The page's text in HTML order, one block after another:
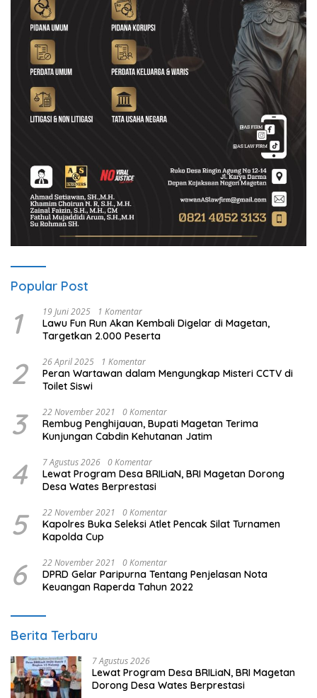
Popular Post
1 19 Juni 2025 1 Komentar
Lawu Fun Run Akan Kembali Digelar di Magetan,
Targetkan 2.000 Peserta
2 26 April 2025 1 Komentar
Peran Wartawan dalam Mengungkap Misteri CCTV di
Toilet Siswi
3 22 November 2021 0 Komentar
Rembug Penghijauan, Bupati Magetan Terima
Kunjungan Cabdin Kehutanan Jatim
4 7 Agustus 2026 0 Komentar
Lewat Program Desa BRILiaN, BRI Magetan Dorong
Desa Wates Berprestasi
5 22 November 2021 0 Komentar
Kapolres Buka Seleksi Atlet Pencak Silat Turnamen
Kapolda Cup
6 22 November 2021 0 Komentar
DPRD Gelar Paripurna Tentang Penjelasan Nota
Keuangan Raperda Tahun 2022
Berita Terbaru
7 Agustus 2026
Lewat Program Desa BRILiaN, BRI Magetan
Dorong Desa Wates Berprestasi